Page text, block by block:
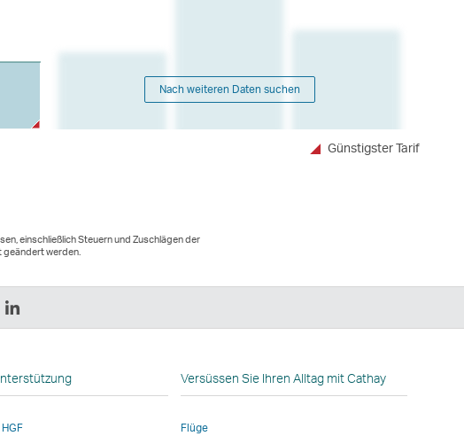
Nach weiteren Daten suchen
Günstigster Tarif
einschließlich Steuern und Zuschlägen der
geändert werden.
LinkedIn
Der
wird
in
Versüssen Sie Ihren Alltag mit Cathay
Flüge